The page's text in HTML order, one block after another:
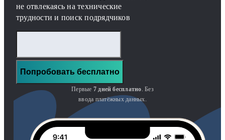
не отвлекаясь на технические
трудности и поиск подрядчиков
Попробовать бесплатно
Первые 7 дней бесплатно . Без
ввода платёжных данных.